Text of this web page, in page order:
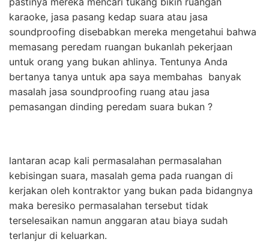
karaoke, jasa pasang kedap suara atau jasa
soundproofing disebabkan mereka mengetahui bahwa
memasang peredam ruangan bukanlah pekerjaan
untuk orang yang bukan ahlinya. Tentunya Anda
bertanya tanya untuk apa saya membahas banyak
masalah jasa soundproofing ruang atau jasa
pemasangan dinding peredam suara bukan ?
lantaran acap kali permasalahan permasalahan
kebisingan suara, masalah gema pada ruangan di
kerjakan oleh kontraktor yang bukan pada bidangnya
maka beresiko permasalahan tersebut tidak
terselesaikan namun anggaran atau biaya sudah
terlanjur di keluarkan.